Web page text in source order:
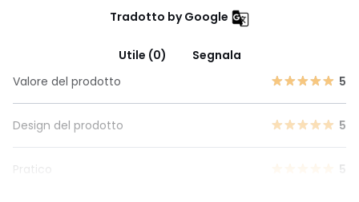
Tradotto by Google
Utile (0)
Segnala
Valore del prodotto
5
Design del prodotto 5
Pratico 5